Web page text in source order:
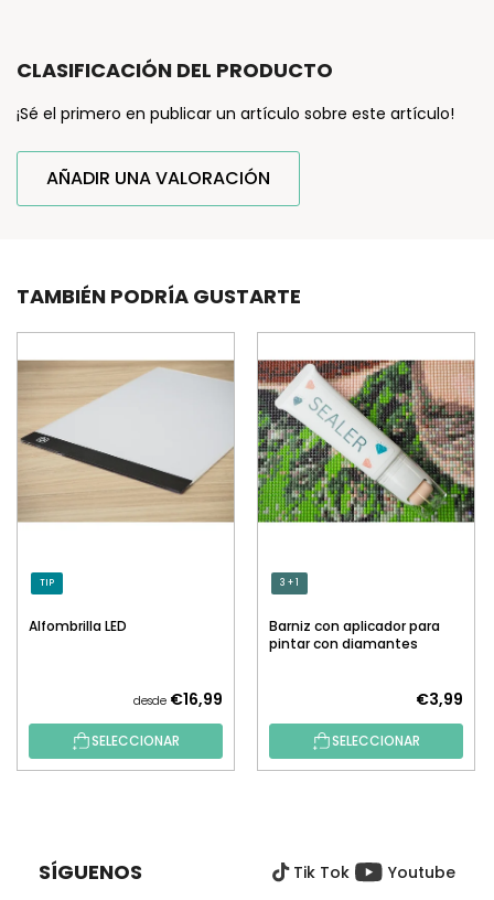
CLASIFICACIÓN DEL PRODUCTO
¡Sé el primero en publicar un artículo sobre este artículo!
AÑADIR UNA VALORACIÓN
TAMBIÉN PODRÍA GUSTARTE
TIP
Alfombrilla LED
desde €16,99
SELECCIONAR
3 + 1
Barniz con aplicador para
pintar con diamantes
€3,99
SELECCIONAR
SÍGUENOS Tik Tok Youtube